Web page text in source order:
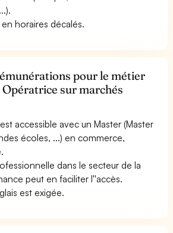
horaires décalés.
pour le métier
sur marchés
accessible avec un Master (Master
écoles, ...) en commerce,
dans le secteur de la
peut en faciliter l''accès.
est exigée.